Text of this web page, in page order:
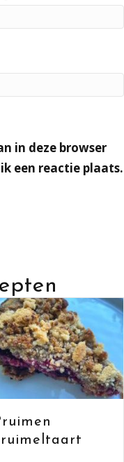
in deze browser
een reactie plaats.